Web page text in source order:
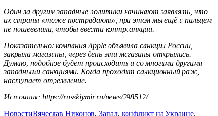
Один за другим западные политики начинают заявлять, что
их страны «тоже пострадают», при этом мы ещё и пальцем
не пошевелили, чтобы ввести контрсанкции.
Показательно: компания Apple объявила санкции России,
закрыла магазины, через день эти магазины открылись.
Думаю, подобное будет происходить и со многими другими
западными санкциями. Когда проходит санкционный раж,
наступает отрезвление.
Источник: https://russkiymir.ru/news/298512/
НовостиВячеслав Никонов, Запад, конфликт на Украине,